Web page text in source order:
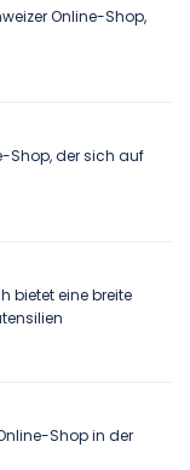
Online-Shop,
Shop, der sich auf
bietet eine breite
Shop in der